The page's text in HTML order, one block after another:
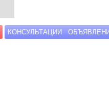
КОНСУЛЬТАЦИИ